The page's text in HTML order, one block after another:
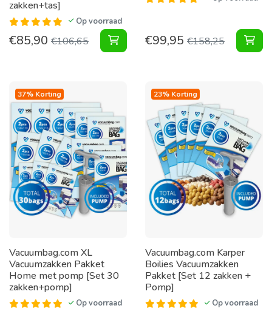
zakken+tas]
Op voorraad
€85,90 €106,65 Vacuumzakken voor Tuinkussens
€99,95 €158,25 XL
37% Korting
Vacuumbag.com XL
Vacuumzakken Pakket
Home met pomp [Set 30
zakken+pomp]
Op voorraad
23% Korting
Vacuumbag.com Karper
Boilies Vacuumzakken
Pakket [Set 12 zakken +
Pomp]
Op voorraad